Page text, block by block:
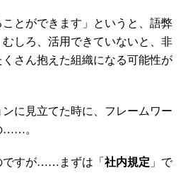
とができます」というと、語弊
しろ、活用できていないと、非
さん抱えた組織になる可能性が
に見立てた時に、フレームワー
……。
すが……まずは「 社内規定 」で